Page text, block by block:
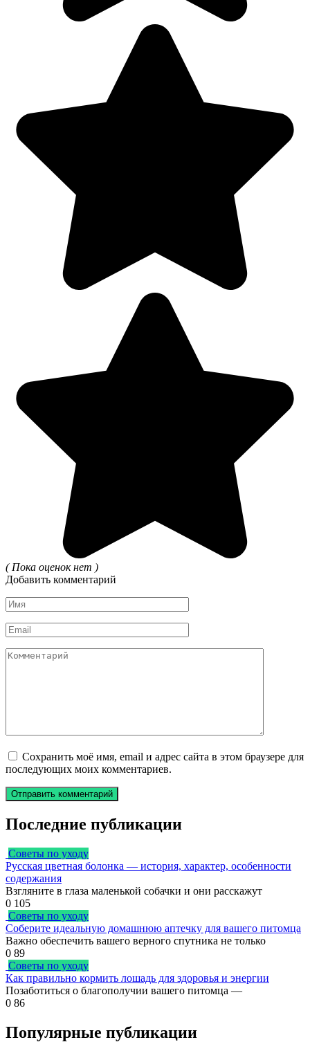
( Пока оценок нет )
Добавить комментарий
Имя
*
Email
*
Комментарий
Сохранить моё имя, email и адрес сайта в этом браузере для
последующих моих комментариев.
Последние публикации
Советы по уходу
Русская цветная болонка — история, характер, особенности
содержания
Взгляните в глаза маленькой собачки и они расскажут
0 105
Советы по уходу
Соберите идеальную домашнюю аптечку для вашего питомца
Важно обеспечить вашего верного спутника не только
0 89
Советы по уходу
Как правильно кормить лошадь для здоровья и энергии
Позаботиться о благополучии вашего питомца —
0 86
Популярные публикации